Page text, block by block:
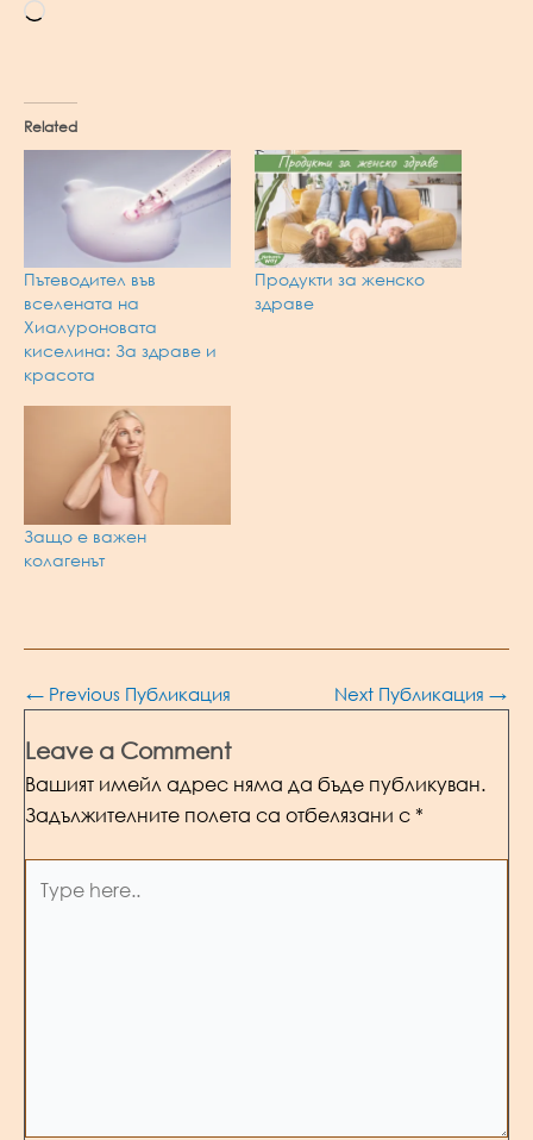
Loading…
Related
Пътеводител във
вселената на
Хиалуроновата
киселина: За здраве и
красота
Продукти за женско
здраве
Защо е важен
колагенът
Post
← Previous Публикация Next Публикация →
Leave a Comment
Вашият имейл адрес няма да бъде публикуван.
Задължителните полета са отбелязани с *
here..